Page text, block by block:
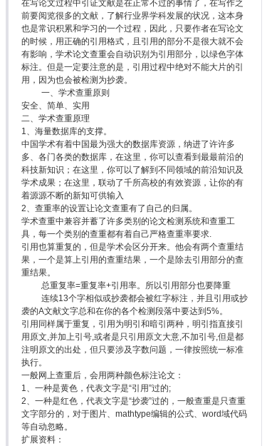
在写论文过程中引证文献是在正常不过的事情了，在写作之
前要阅览很多的文献，了解行业界学科发展的状况，这本身
也是常识积累和学习的一个过程，因此，只要作者在写论文
的时候，用正确的引用格式，且引用的部分不是很大就不会
有影响，学术论文查重会自动识别为引用部分，以绿色字体
标注。但是一定要注意的是，引用过程中绝对不能大片的引
用，因为也会被检测为抄袭。
一、学术查重原则
安全、简单、实用
二、学术查重原理
1、海量数据库的支撑。
中国学术有着中国最为强大的数据库资源，纳进了许许多
多、各门各类的数据库，在这里，你可以查看到最最前沿的
科技新知识；在这里，你可以了解到不同领域的前沿知识及
学术成果；在这里，联动了千所高校的有效资源，让你的有
着源源不断的新知可供输入
2、查重率的设置让论文查重有了自己的归属。
学术查重中兼容并蓄了许多类别的论文检测系统和查重工
具，每一个类别的查重都有着自己严格查重率要求.
引用也算重复的，但是学术会区分开来。他会有两个查重结
果，一个是算上引用的查重结果，一个是除去引用部分的查
重结果。
总重复率=重复率+引用率。所以引用部分也要降重
连续13个字相似或抄袭都会被红字标注，并且引用或抄
袭的A文献文字总和在你的各个检测段落中要达到5%。
引用同样属于重复，引用为明引和暗引两种，明引指直接引
用原文,并加上引号,或者是只引用原文大意,不加引号,但是都
注明原文的出处，但只要涉及字数问题，一律按照统一标准
执行。
一般网上查重后，会用两种颜色标注论文：
1、一种是黄色，代表文字是“引用”过的;
2、一种是红色，代表文字是“抄袭”过的，一般查重是只查重
文字部分的，对于图片、mathtype编辑的公式、word域代码
等自动忽略。
扩展资料：